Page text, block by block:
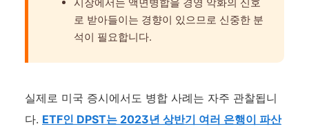
로 받아들이는 경향이 있으므로 신중한 분
석이 필요합니다.
실제로 미국 증시에서도 병합 사례는 자주 관찰됩니
다. ETF인 DPST는 2023년 상반기 여러 은행이 파산